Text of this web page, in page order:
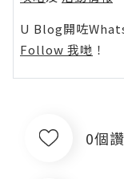
U Blog開咗
Follow 我哋 ！
0個